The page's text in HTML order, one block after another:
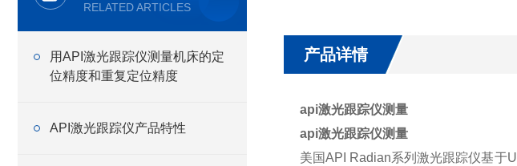
RELATED ARTICLES
用API激光跟踪仪测量机床的定
位精度和重复定位精度
API激光跟踪仪产品特性
产品详情
api激光跟踪仪测量
api激光跟踪仪测量
美国API Radian系列激光跟踪仪基于